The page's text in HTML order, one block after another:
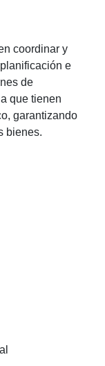
coordinar y
e
de
que tienen
garantizando
bienes.